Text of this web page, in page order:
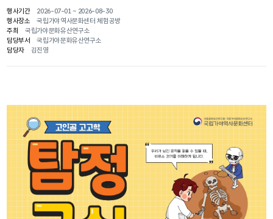
행사기간
2026-07-01 ~ 2026-08-30
행사장소
국립가야역사문화센터 체험공방
주최
국립가야문화유산연구소
담당부서
국립가야문화유산연구소
담당자
김진영